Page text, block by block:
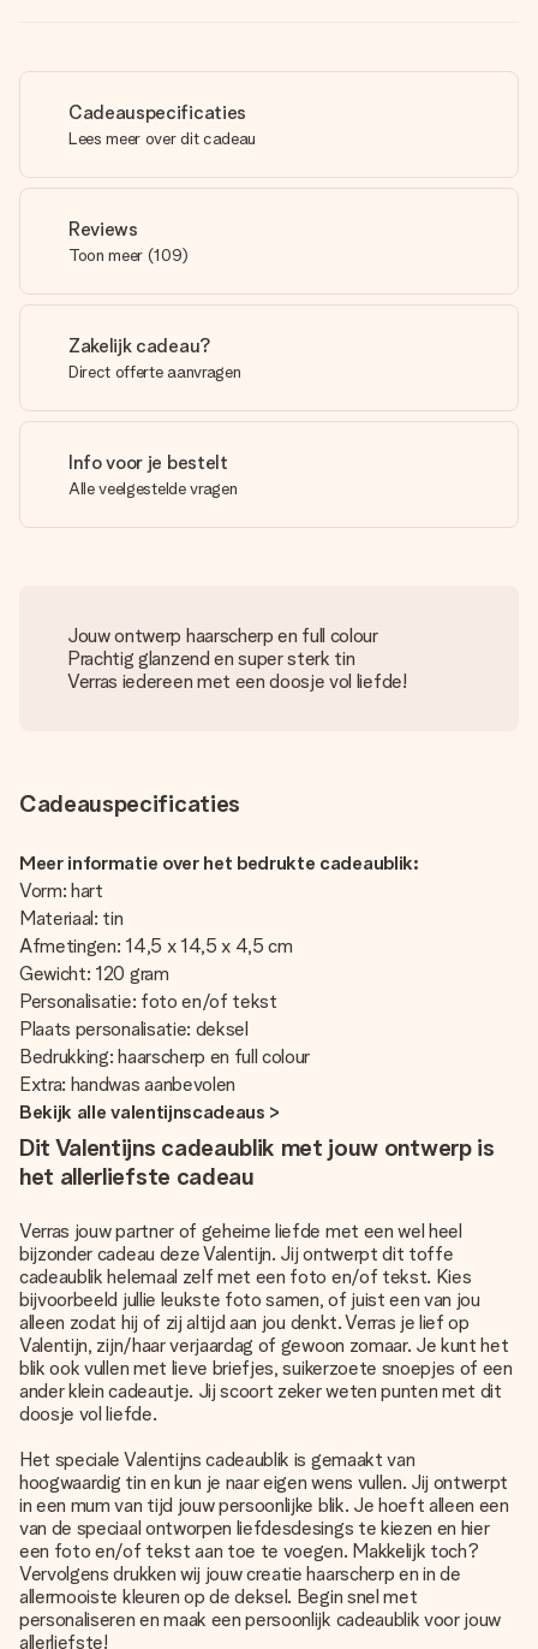
Cadeauspecificaties
Lees meer over dit cadeau
Reviews
Toon meer (109)
Zakelijk cadeau?
Direct offerte aanvragen
Info voor je bestelt
Alle veelgestelde vragen
Jouw ontwerp haarscherp en full colour
Prachtig glanzend en super sterk tin
Verras iedereen met een doosje vol liefde!
Cadeauspecificaties
Meer informatie over het bedrukte cadeaublik:
Vorm: hart
Materiaal: tin
Afmetingen: 14,5 x 14,5 x 4,5 cm
Gewicht: 120 gram
Personalisatie: foto en/of tekst
Plaats personalisatie: deksel
Bedrukking: haarscherp en full colour
Extra: handwas aanbevolen
Bekijk alle valentijnscadeaus >
Dit Valentijns cadeaublik met jouw ontwerp is
het allerliefste cadeau
Verras jouw partner of geheime liefde met een wel heel
bijzonder cadeau deze Valentijn. Jij ontwerpt dit toffe
cadeaublik helemaal zelf met een foto en/of tekst. Kies
bijvoorbeeld jullie leukste foto samen, of juist een van jou
alleen zodat hij of zij altijd aan jou denkt. Verras je lief op
Valentijn, zijn/haar verjaardag of gewoon zomaar. Je kunt het
blik ook vullen met lieve briefjes, suikerzoete snoepjes of een
ander klein cadeautje. Jij scoort zeker weten punten met dit
doosje vol liefde.
Het speciale Valentijns cadeaublik is gemaakt van
hoogwaardig tin en kun je naar eigen wens vullen. Jij ontwerpt
in een mum van tijd jouw persoonlijke blik. Je hoeft alleen een
van de speciaal ontworpen liefdesdesings te kiezen en hier
een foto en/of tekst aan toe te voegen. Makkelijk toch?
Vervolgens drukken wij jouw creatie haarscherp en in de
allermooiste kleuren op de deksel. Begin snel met
personaliseren en maak een persoonlijk cadeaublik voor jouw
allerliefste!